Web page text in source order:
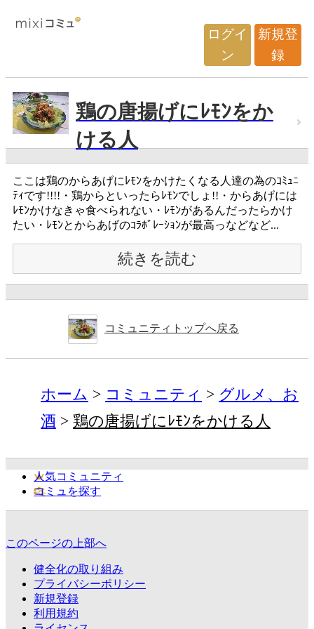
ログイ
ン
新規登
録
鶏の唐揚げにﾚﾓﾝをか
ける人
ここは鶏のからあげにﾚﾓﾝをかけたくなる人達の為のｺﾐｭﾆ
ﾃｨです!!!!・鶏からといったらﾚﾓﾝでしょ!!・からあげには
ﾚﾓﾝかけなきゃ食べられない・ﾚﾓﾝがあるんだったらかけ
たい・ﾚﾓﾝとからあげのｺﾗﾎﾞﾚｰｼｮﾝが最高っなどなど...
続きを読む
コミュニティトップへ戻る
ホーム コミュニティ
グルメ、お
酒
鶏の唐揚げにﾚﾓﾝをかける人
人気コミュニティ
コミュを探す
このページの上部へ
健全化の取り組み
プライバシーポリシー
新規登録
利用規約